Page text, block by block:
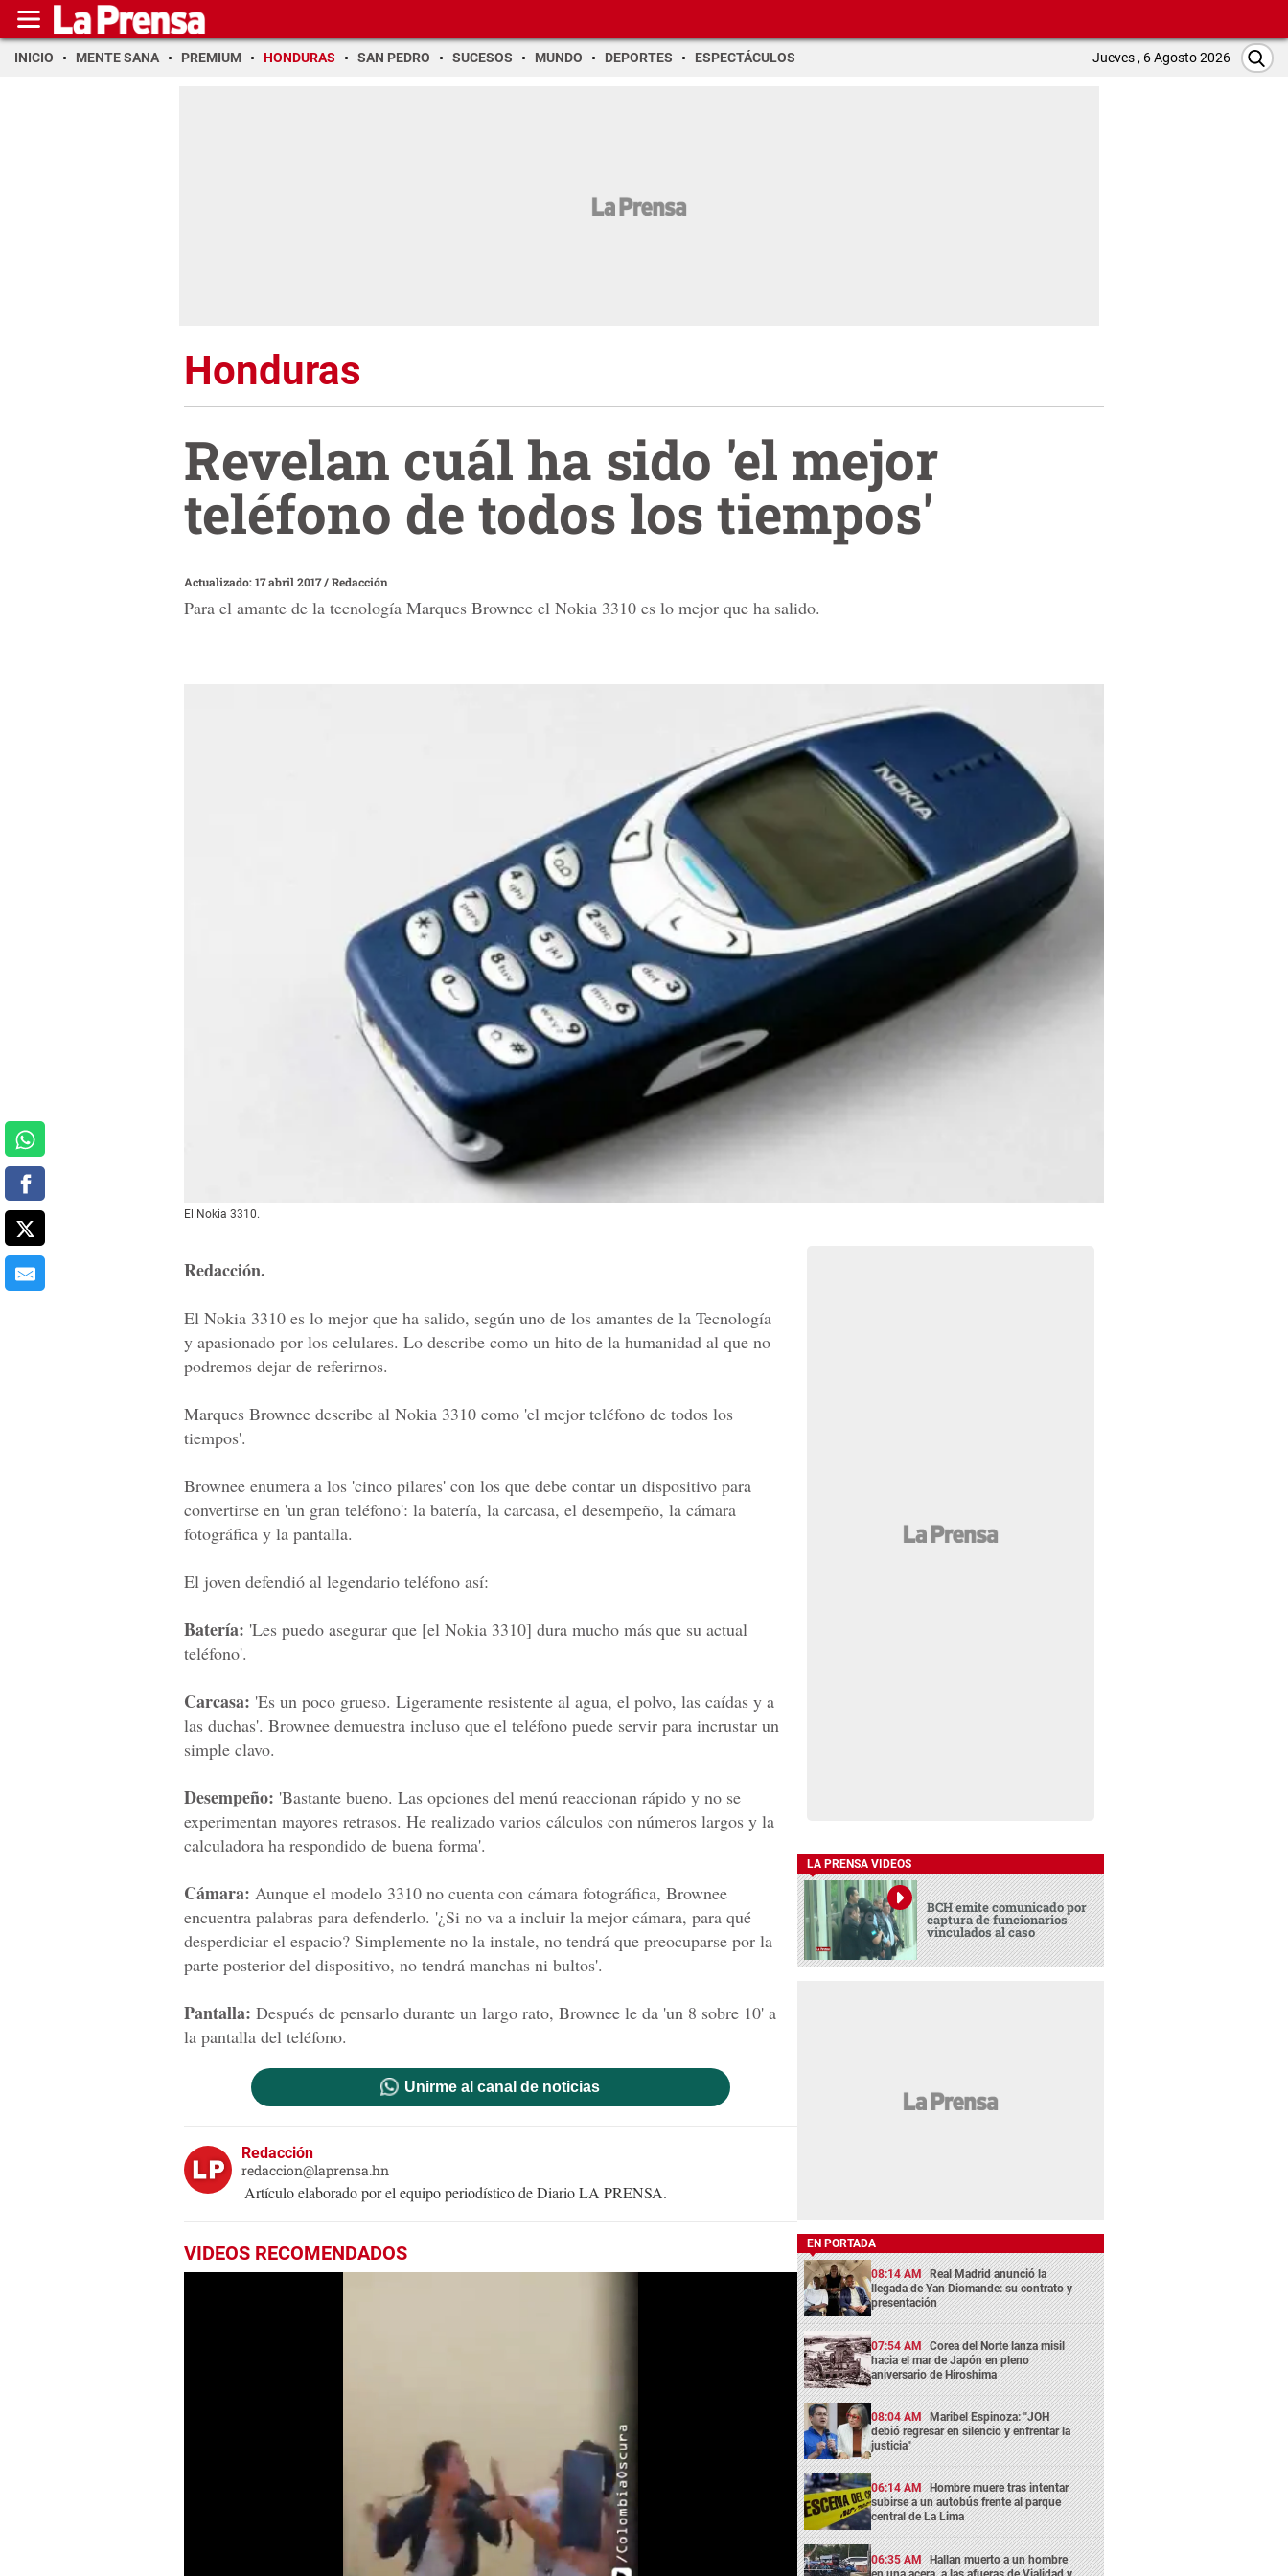
INICIO MENTE SANA PREMIUM HONDURAS SAN PEDRO SUCESOS MUNDO DEPORTES ESPECTÁCULOS Jueves , 6 Agosto 2026
Honduras
Revelan cuál ha sido 'el mejor
teléfono de todos los tiempos'
Actualizado: 17 abril 2017/Redacción
Para el amante de la tecnología Marques Brownee el Nokia 3310 es lo mejor que ha salido.
El Nokia 3310.
Redacción.
El Nokia 3310 es lo mejor que ha salido, según uno de los amantes de la Tecnología
y apasionado por los celulares. Lo describe como un hito de la humanidad al que no
podremos dejar de referirnos.
Marques Brownee describe al Nokia 3310 como 'el mejor teléfono de todos los
tiempos'.
Brownee enumera a los 'cinco pilares' con los que debe contar un dispositivo para
convertirse en 'un gran teléfono': la batería, la carcasa, el desempeño, la cámara
fotográfica y la pantalla.
El joven defendió al legendario teléfono así:
Batería: 'Les puedo asegurar que [el Nokia 3310] dura mucho más que su actual
teléfono'.
Carcasa: 'Es un poco grueso. Ligeramente resistente al agua, el polvo, las caídas y a
las duchas'. Brownee demuestra incluso que el teléfono puede servir para incrustar un
simple clavo.
Desempeño: 'Bastante bueno. Las opciones del menú reaccionan rápido y no se
experimentan mayores retrasos. He realizado varios cálculos con números largos y la
calculadora ha respondido de buena forma'.
Cámara: Aunque el modelo 3310 no cuenta con cámara fotográfica, Brownee
encuentra palabras para defenderlo. '¿Si no va a incluir la mejor cámara, para qué
desperdiciar el espacio? Simplemente no la instale, no tendrá que preocuparse por la
parte posterior del dispositivo, no tendrá manchas ni bultos'.
Pantalla: Después de pensarlo durante un largo rato, Brownee le da 'un 8 sobre 10' a
la pantalla del teléfono.
Unirme al canal de noticias
Redacción
redaccion@laprensa.hn
Artículo elaborado por el equipo periodístico de Diario LA PRENSA.
VIDEOS RECOMENDADOS
LA PRENSA VIDEOS
BCH emite comunicado por
captura de funcionarios
vinculados al caso
EN PORTADA
08:14 AM Real Madrid anunció la
llegada de Yan Diomande: su contrato y
presentación
07:54 AM Corea del Norte lanza misil
hacia el mar de Japón en pleno
aniversario de Hiroshima
08:04 AM Maribel Espinoza: "JOH
debió regresar en silencio y enfrentar la
justicia"
06:14 AM Hombre muere tras intentar
subirse a un autobús frente al parque
central de La Lima
06:35 AM Hallan muerto a un hombre